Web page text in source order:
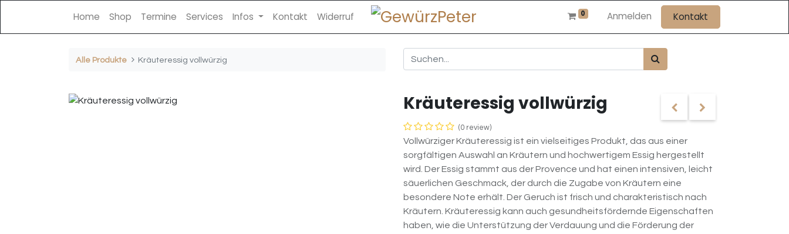
0 Anmelden Kontakt
Home Shop Termine Services Infos Kontakt Widerruf
Alle Produkte Kräuteressig vollwürzig
Kräuteressig vollwürzig
(0 review)
Vollwürziger Kräuteressig ist ein vielseitiges Produkt, das aus einer
sorgfältigen Auswahl an Kräutern und hochwertigem Essig hergestellt
wird. Der Essig stammt aus der Provence und hat einen intensiven, leicht
säuerlichen Geschmack, der durch die Zugabe von Kräutern eine
besondere Note erhält. Der Geruch ist frisch und charakteristisch nach
Kräutern. Kräuteressig kann auch gesundheitsfördernde Eigenschaften
haben, wie die Unterstützung der Verdauung und die Förderung der